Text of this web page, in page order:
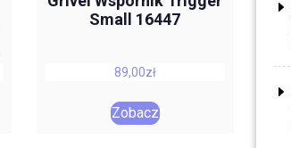
Small 16447
89,00zł
Zobacz